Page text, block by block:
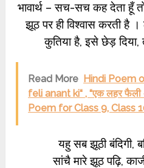
भावार्थ – सच-सच कह देता हूँ
झूठ पर ही विश्वास करती है
कुतिया है, इसे छेड़ दिया,
Read More Hindi Poem
feli anant ki“ , “एक लहर
Poem for Class 9, Class
यहु सब झूठी बंदिगी,
सांचै मारे झूठ पढ़ि,